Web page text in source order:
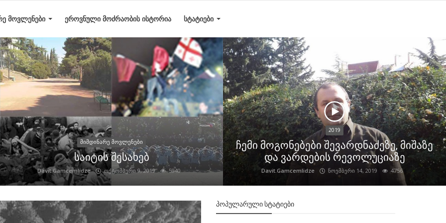
ᲛᲝᲕᲚᲔᲜᲔᲑᲘ ᲔᲠᲝᲕᲜᲣᲚᲘ ᲛᲝᲫᲠᲐᲝᲑᲘᲡ ᲘᲡᲢᲝᲠᲘᲐ ᲡᲢᲐᲢᲘᲔᲑᲘ
მიმდინარე მოვლენები
საიტის შესახებ
Davit.Gamcemlidze ოქტომბერი 9, 2019 5940
2019
ჩემი მოგონებები შევარდნაძეზე, მიშაზე
და ვარდების რევოლუციაზე
Davit.Gamcemlidze ნოემბერი 14, 2019 4756
ᲞᲝᲞᲣᲚᲐᲠᲣᲚᲘ ᲡᲢᲐᲢᲘᲔᲑᲘ